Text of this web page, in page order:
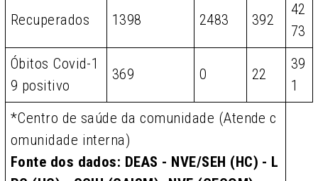
Recuperados 1398 2483 392
42
73
Óbitos Covid-1
9 positivo
369 0 22
39
1
*Centro de saúde da comunidade (Atende c
omunidade interna)
Fonte dos dados: DEAS - NVE/SEH (HC) - L